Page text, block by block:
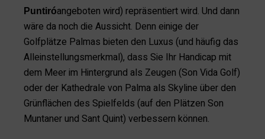
Puntiróangeboten wird) repräsentiert wird. Und dann
wäre da noch die Aussicht. Denn einige der
Golfplätze Palmas bieten den Luxus (und häufig das
Alleinstellungsmerkmal), dass Sie Ihr Handicap mit
dem Meer im Hintergrund als Zeugen (Son Vida Golf)
oder der Kathedrale von Palma als Skyline über den
Grünflächen des Spielfelds (auf den Plätzen Son
Muntaner und Sant Quint) verbessern können.